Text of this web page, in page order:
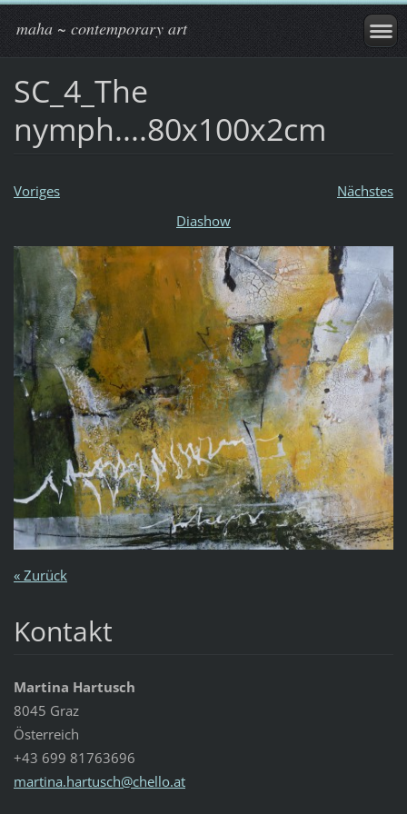
maha ~ contemporary art
SC_4_The
nymph....80x100x2cm
Voriges
Nächstes
Diashow
« Zurück
Kontakt
Martina Hartusch
8045 Graz
Österreich
+43 699 81763696
martina.hartusch@chello.at